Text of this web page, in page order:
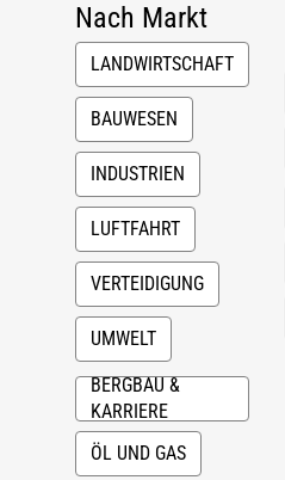
Nach Markt
LANDWIRTSCHAFT
BAUWESEN
INDUSTRIEN
LUFTFAHRT
VERTEIDIGUNG
UMWELT
BERGBAU &
KARRIERE
ÖL UND GAS